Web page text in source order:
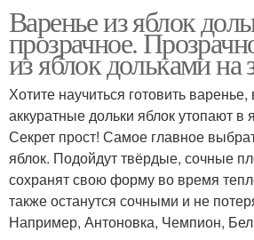
Варенье из яблок
прозрачное.
из яблок дольками на
Хотите научиться готовить
аккуратные дольки яблок утопают в
Секрет прост! Самое главное
яблок. Подойдут твёрдые, сочные
сохранят свою форму во время
также останутся сочными и не
Например, Антоновка, Чемпион,